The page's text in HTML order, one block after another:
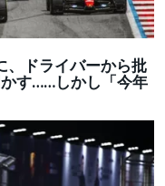
、ドライバーから批
す……しかし「今年